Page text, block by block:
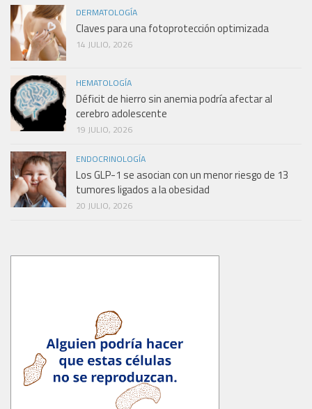
DERMATOLOGÍA
Claves para una fotoprotección optimizada
14 JULIO, 2026
HEMATOLOGÍA
Déficit de hierro sin anemia podría afectar al
cerebro adolescente
19 JULIO, 2026
ENDOCRINOLOGÍA
Los GLP-1 se asocian con un menor riesgo de 13
tumores ligados a la obesidad
20 JULIO, 2026